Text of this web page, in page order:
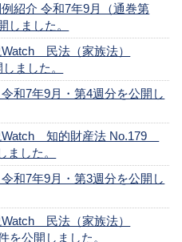
紹介 令和7年9月（通巻第
しました。
民法（家族法）
ました。
和7年9月・第4週分を公開し
Watch 知的財産法 No.179
ました。
和7年9月・第3週分を公開し
民法（家族法）
公開しました。